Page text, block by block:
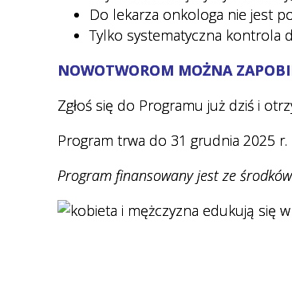
stomatologicznej
Poradnie specjalistyczne z
krótkim czasem oczekiwania
Do lekarza onkologa nie jest
Tylko systematyczna kontrola
NOWOTWOROM MOŻNA
Zgłoś się do Programu już dziś i
Program trwa do 31 grudnia 2025 r.
Program finansowany jest ze